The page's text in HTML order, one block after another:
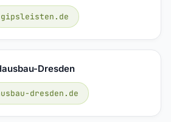
gipsleisten.de
Dresden
dresden.de